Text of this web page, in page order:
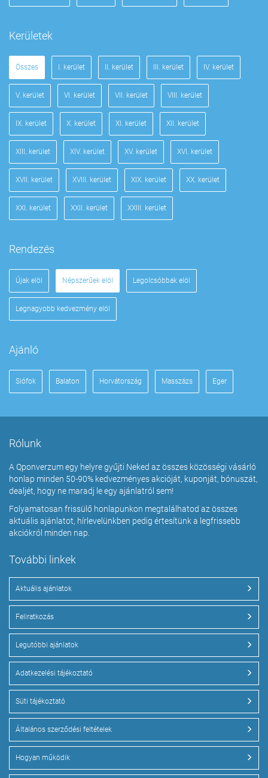
Kerületek
Összes I. kerület II. kerület III. kerület IV. kerület
V. kerület VI. kerület VII. kerület VIII. kerület
IX. kerület X. kerület XI. kerület XII. kerület
XIII. kerület XIV. kerület XV. kerület XVI. kerület
XVII. kerület XVIII. kerület XIX. kerület XX. kerület
XXI. kerület XXII. kerület XXIII. kerület
Rendezés
Újak elöl Népszerűek elöl Legolcsóbbak elöl
Legnagyobb kedvezmény elöl
Ajánló
Siófok Balaton Horvátország Masszázs Eger
Rólunk
A Qponverzum egy helyre gyűjti Neked az összes közösségi vásárló
honlap minden 50-90% kedvezményes akcióját, kuponját, bónuszát,
dealjét, hogy ne maradj le egy ajánlatról sem!
Folyamatosan frissülő honlapunkon megtalálhatod az összes
aktuális ajánlatot, hírlevelünkben pedig értesítünk a legfrissebb
akciókról minden nap.
További linkek
Aktuális ajánlatok
Feliratkozás
Legutóbbi ajánlatok
Adatkezelési tájékoztató
Süti tájékoztató
Általános szerződési feltételek
Hogyan működik